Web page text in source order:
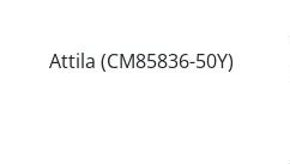
Attila (CM85836-50Y)